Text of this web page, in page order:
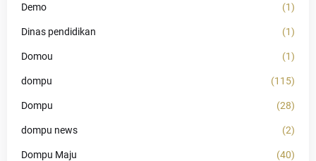
Demo (1)
Dinas pendidikan (1)
Domou (1)
dompu (115)
Dompu (28)
dompu news (2)
Dompu Maju (40)